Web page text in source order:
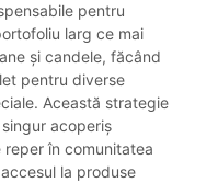
pentru
larg ce mai
și candele, făcând
pentru diverse
Această strategie
acoperiș
în comunitatea
la produse